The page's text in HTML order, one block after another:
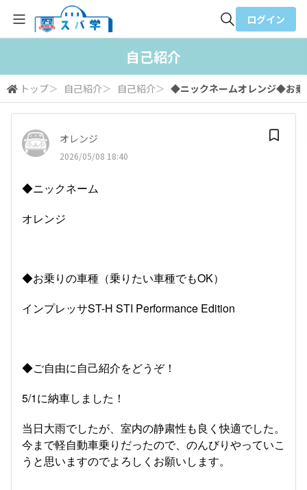
検索
ログイン
自己紹介
トップ＞ 自己紹介＞ 自己紹介＞ ◆ニックネームオレンジ◆お乗
オレンジ
2026/05/08 18:40
◆ニックネーム
オレンジ
◆お乗りの車種（乗りたい車種でもOK）
インプレッサST-H STI Performance Edition
◆ご自由に自己紹介をどうぞ！
5/1に納車しました！
当日大雨でしたが、室内の静粛性も良く快適でした。
今まで軽自動車乗りだったので、のんびりやっていこ
うと思いますのでよろしくお願いします。